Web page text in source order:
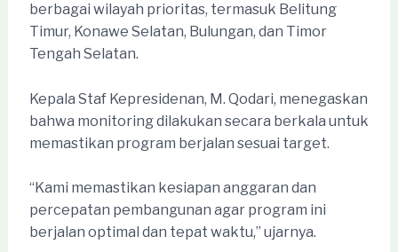
berbagai wilayah prioritas, termasuk Belitung
Timur, Konawe Selatan, Bulungan, dan Timor
Tengah Selatan.
Kepala Staf Kepresidenan, M. Qodari, menegaskan
bahwa monitoring dilakukan secara berkala untuk
memastikan program berjalan sesuai target.
“Kami memastikan kesiapan anggaran dan
percepatan pembangunan agar program ini
berjalan optimal dan tepat waktu,” ujarnya.